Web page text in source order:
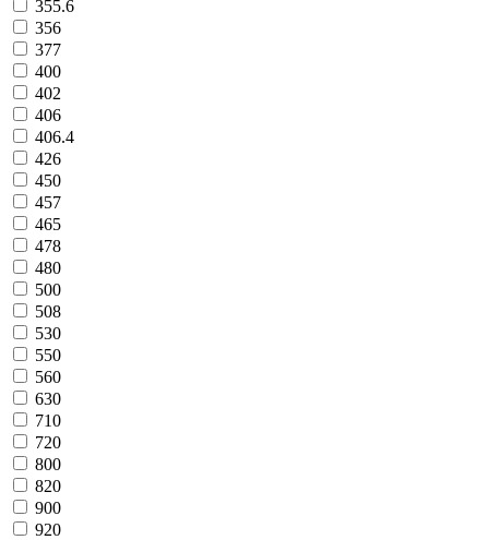
355.6
356
377
400
402
406
406.4
426
450
457
465
478
480
500
508
530
550
560
630
710
720
800
820
900
920